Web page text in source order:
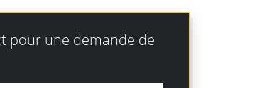
pour une demande de